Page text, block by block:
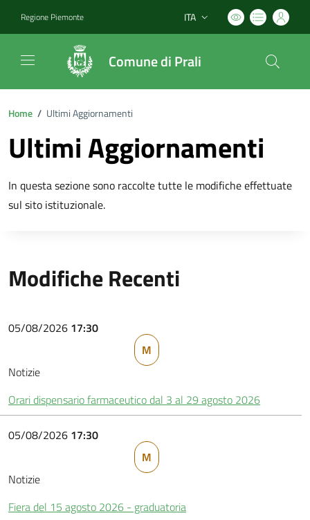
Regione Piemonte Lingua attiva:
ITA
Comune di Prali
Home / Ultimi Aggiornamenti
Ultimi Aggiornamenti
In questa sezione sono raccolte tutte le modifiche effettuate
sul sito istituzionale.
Modifiche Recenti
05/08/2026 17:30
M
Notizie
Orari dispensario farmaceutico dal 3 al 29 agosto 2026
05/08/2026 17:30
M
Notizie
Fiera del 15 agosto 2026 - graduatoria